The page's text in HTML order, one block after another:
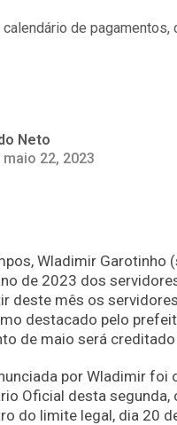
Neto
maio 22, 2023
Wladimir
de 2023 dos
deste mês os
destacado pelo
de maio será
por Wladimir
Oficial desta
do limite legal, dia 20